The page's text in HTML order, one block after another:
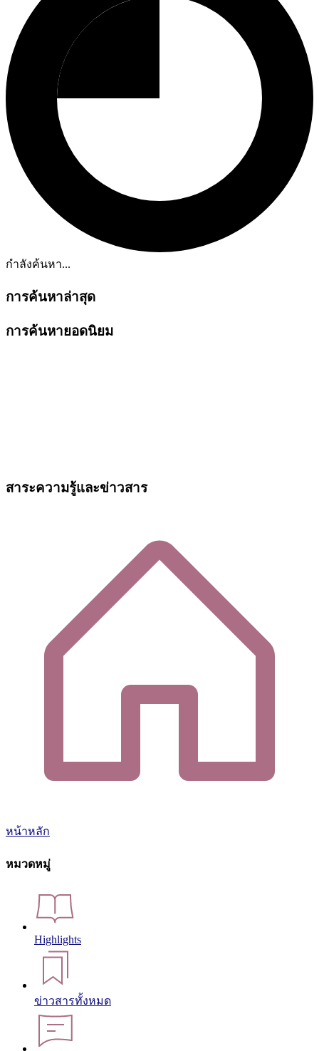
กำลังค้นหา...
การค้นหาล่าสุด
การค้นหายอดนิยม
สาระความรู้และข่าวสาร
หน้าหลัก
หมวดหมู่
Highlights
ข่าวสารทั้งหมด